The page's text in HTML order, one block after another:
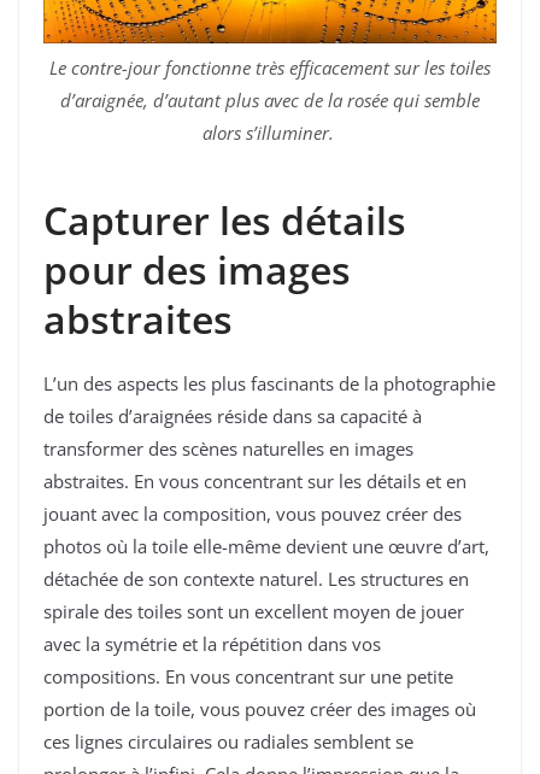
Le contre-jour fonctionne très efficacement sur les toiles
d’araignée, d’autant plus avec de la rosée qui semble
alors s’illuminer.
Capturer les détails
pour des images
abstraites
L’un des aspects les plus fascinants de la photographie
de toiles d’araignées réside dans sa capacité à
transformer des scènes naturelles en images
abstraites. En vous concentrant sur les détails et en
jouant avec la composition, vous pouvez créer des
photos où la toile elle-même devient une œuvre d’art,
détachée de son contexte naturel. Les structures en
spirale des toiles sont un excellent moyen de jouer
avec la symétrie et la répétition dans vos
compositions. En vous concentrant sur une petite
portion de la toile, vous pouvez créer des images où
ces lignes circulaires ou radiales semblent se